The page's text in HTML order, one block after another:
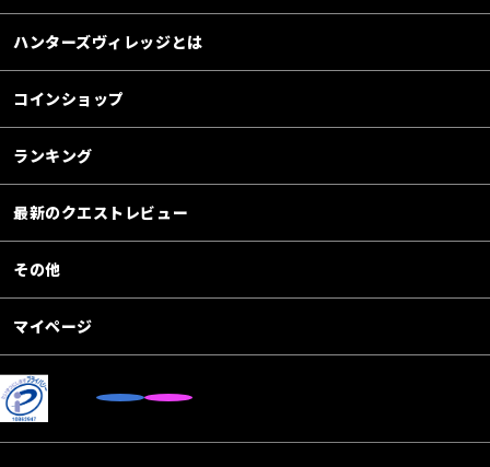
ハンターズヴィレッジとは
コインショップ
ランキング
最新のクエストレビュー
その他
マイページ